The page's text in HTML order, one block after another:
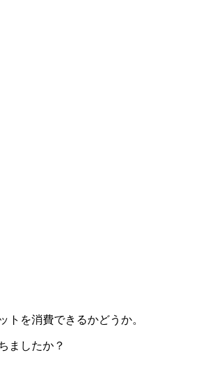
トを消費できるかどうか。
ましたか？